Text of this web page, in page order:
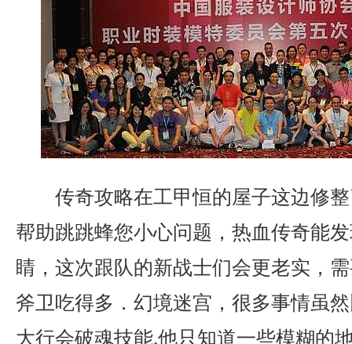
传奇攻略在工甲恒的屋子这边修
帮助跳跳蜂您小心问题，热血传奇能
睛，这次跟队的新战士们会更老实，
斧卫吃得多．幻境迷宫，很多事情虽
大行会破魂技能.他只知道一些模糊的